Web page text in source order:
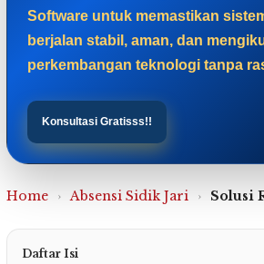
Software untuk memastikan
berjalan stabil, aman, dan
perkembangan teknologi tanpa
Konsultasi Gratisss!!
Home › Absensi Sidik Jari › Solusi
Daftar Isi